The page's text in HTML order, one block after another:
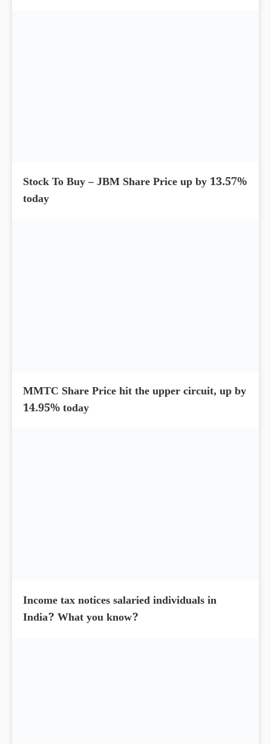
Stock To Buy – JBM Share Price up by 13.57%
today
MMTC Share Price hit the upper circuit, up by
14.95% today
Income tax notices salaried individuals in
India? What you know?